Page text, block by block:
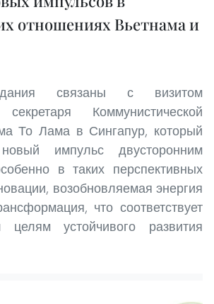
отношениях Вьетнама и
связаны с визитом
секретаря Коммунистической
То Лама в Сингапур, который
импульс двусторонним
в таких перспективных
возобновляемая энергия
что соответствует
целям устойчивого развития